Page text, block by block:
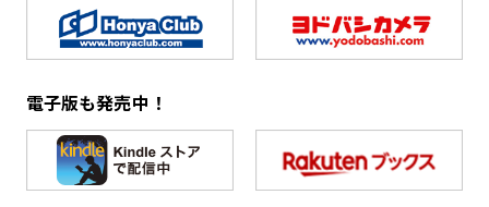
電子版も発売中！